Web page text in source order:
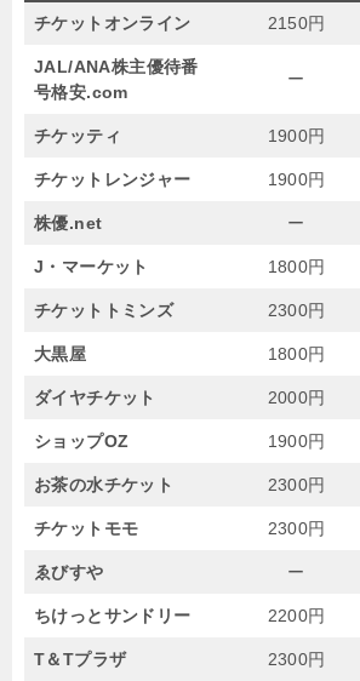
チケットオンライン 2150円
JAL/ANA株主優待番
号格安.com
ー
チケッティ 1900円
チケットレンジャー 1900円
株優.net ー
J・マーケット 1800円
チケットトミンズ 2300円
大黒屋 1800円
ダイヤチケット 2000円
ショップOZ 1900円
お茶の水チケット 2300円
チケットモモ 2300円
ゑびすや ー
ちけっとサンドリー 2200円
T＆Tプラザ 2300円